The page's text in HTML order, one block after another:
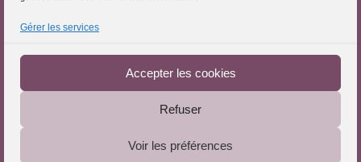
Gérer les services
Accepter les cookies
Refuser
Voir les préférences
Le Portail de l'Analyse des Pratiques © 2025 - Tous droits
Téléchargez le Guide